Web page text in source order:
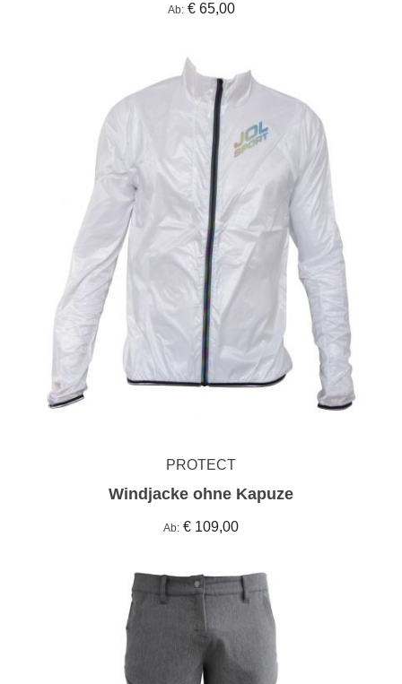
Ab € 65,00
PROTECT
Windjacke ohne Kapuze
Ab € 109,00